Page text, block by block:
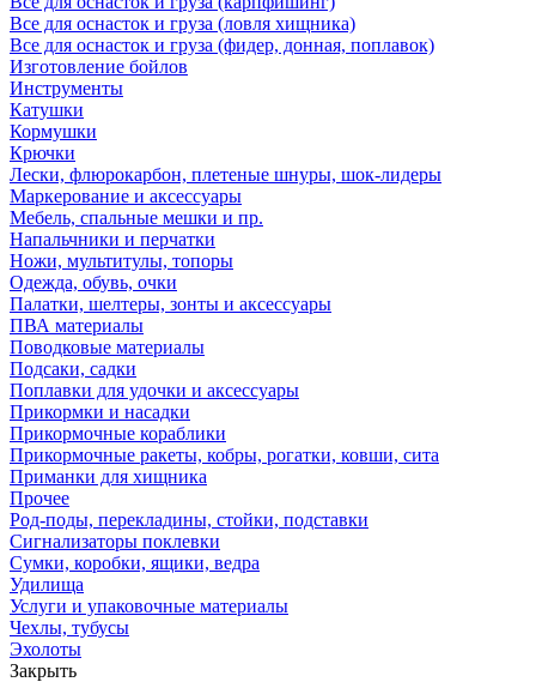
Все для оснасток и груза (ловля хищника)
Все для оснасток и груза (фидер, донная, поплавок)
Изготовление бойлов
Инструменты
Катушки
Кормушки
Крючки
Лески, флюрокарбон, плетеные шнуры, шок-лидеры
Маркерование и аксессуары
Мебель, спальные мешки и пр.
Напальчники и перчатки
Ножи, мультитулы, топоры
Одежда, обувь, очки
Палатки, шелтеры, зонты и аксессуары
ПВА материалы
Поводковые материалы
Подсаки, садки
Поплавки для удочки и аксессуары
Прикормки и насадки
Прикормочные кораблики
Прикормочные ракеты, кобры, рогатки, ковши, сита
Приманки для хищника
Прочее
Род-поды, перекладины, стойки, подставки
Сигнализаторы поклевки
Сумки, коробки, ящики, ведра
Удилища
Услуги и упаковочные материалы
Чехлы, тубусы
Эхолоты
Закрыть